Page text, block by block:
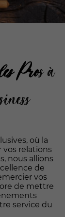
Pros à
où la
relations
nous allions
de
vos
de mettre
service du